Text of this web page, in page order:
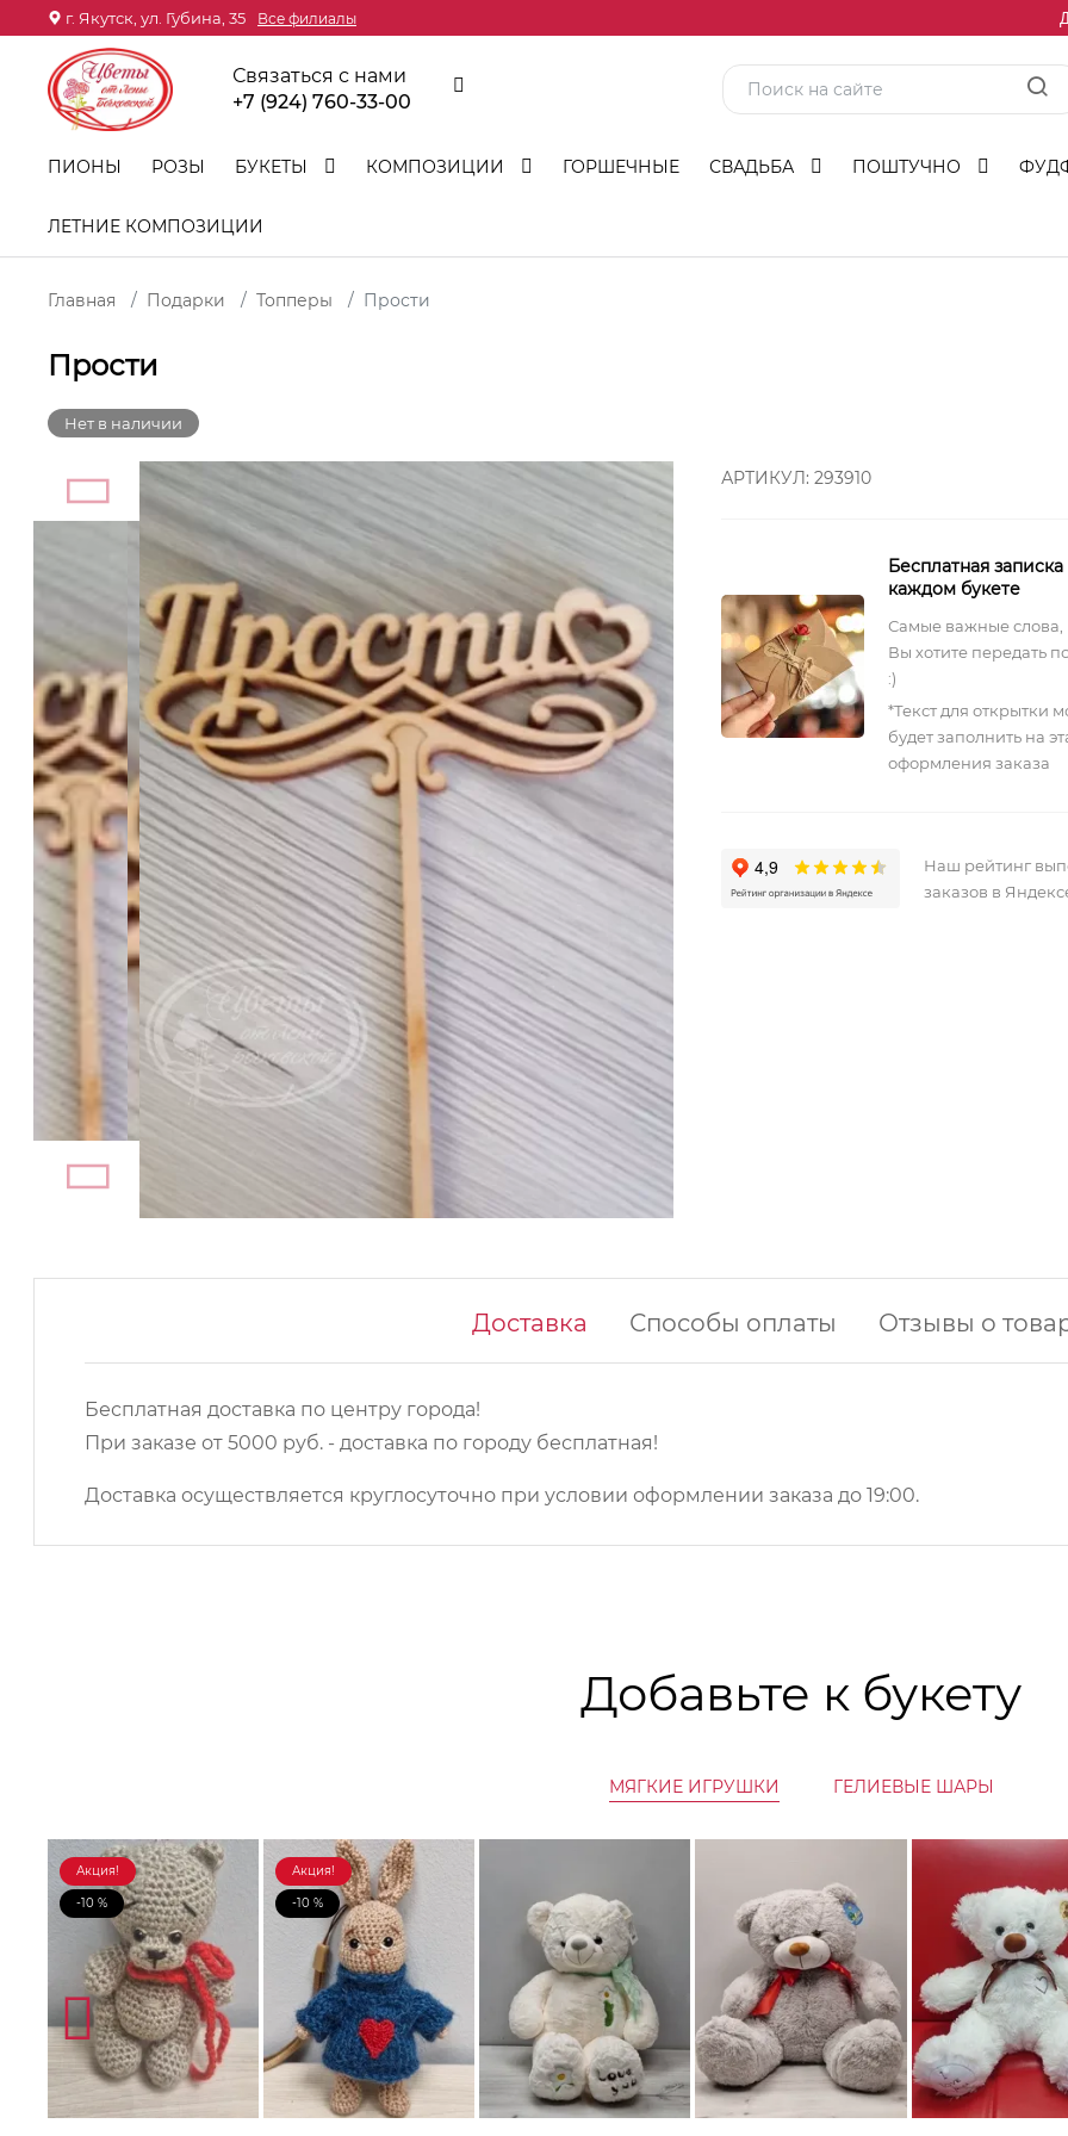
г. Якутск, ул. Губина, 35 Все филиалы
Связаться с нами
+7 (924) 760-33-00
ПИОНЫ РОЗЫ БУКЕТЫ КОМПОЗИЦИИ ГОРШЕЧНЫЕ СВАДЬБА ПОШТУЧНО
ЛЕТНИЕ КОМПОЗИЦИИ
Главная Подарки Топперы Прости
Прости
Нет в наличии
АРТИКУЛ: 293910
Бесплатная записка
каждом букете
Самые важные слова,
Вы хотите передать
:)
*Текст для открытки
будет заполнить на
оформления заказа
Наш рейтинг
заказов в
Доставка Способы оплаты Отзывы о
Бесплатная доставка по центру города!
При заказе от 5000 руб. - доставка по городу бесплатная!
Доставка осуществляется круглосуточно при условии оформлении заказа до 19:00.
Добавьте к букету
МЯГКИЕ ИГРУШКИ ГЕЛИЕВЫЕ ШАРЫ
Акция!
-10 %
Акция!
-10 %